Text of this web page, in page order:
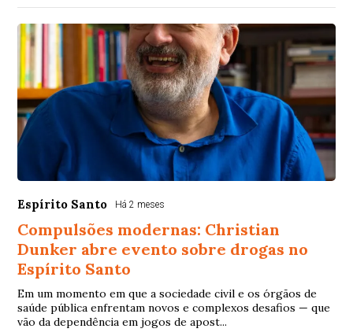
Espírito Santo Há 2 meses
Compulsões modernas: Christian
Dunker abre evento sobre drogas no
Espírito Santo
Em um momento em que a sociedade civil e os órgãos de
saúde pública enfrentam novos e complexos desafios — que
vão da dependência em jogos de apost...